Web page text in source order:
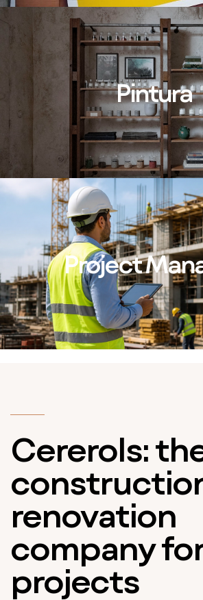
Pintura
Project
Cererols:
renovation
company
projects